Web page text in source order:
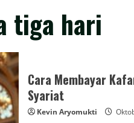
tiga hari
Cara Membayar
Syariat
Kevin Aryomukti